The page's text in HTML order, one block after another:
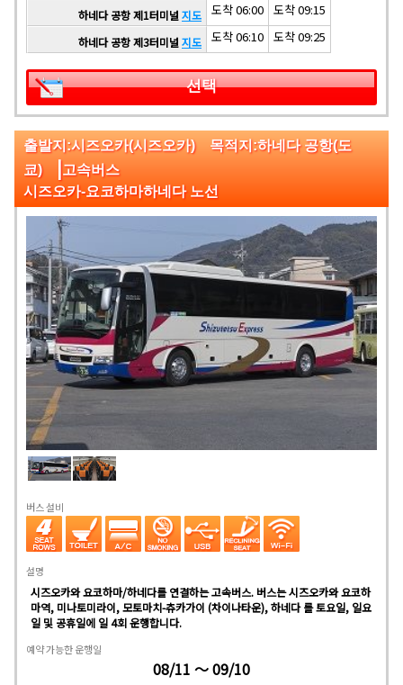
하네다 공항 제1터미널 지도 도착 06:00 도착 09:15
하네다 공항 제3터미널 지도 도착 06:10 도착 09:25
선택
출발지:시즈오카(시즈오카) 목적지:하네다 공항(도
쿄) |고속버스
시즈오카-요코하마하네다 노선
버스 설비
설명
시즈오카와 요코하마/하네다를 연결하는 고속버스. 버스는 시즈오카와 요코하
마역, 미나토미라이, 모토마치-츄카가이 (차이나타운), 하네다 를 토요일, 일요
일 및 공휴일에 일 4회 운행합니다.
예약 가능한 운행일
08/11 ～ 09/10